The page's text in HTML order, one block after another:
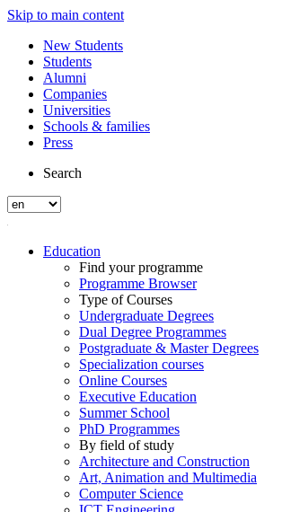
Skip to main content
New Students
Students
Alumni
Companies
Universities
Schools & families
Press
Search
Education
Find your programme
Programme Browser
Type of Courses
Undergraduate Degrees
Dual Degree Programmes
Postgraduate & Master Degrees
Specialization courses
Online Courses
Executive Education
Summer School
PhD Programmes
By field of study
Architecture and Construction
Art, Animation and Multimedia
Computer Science